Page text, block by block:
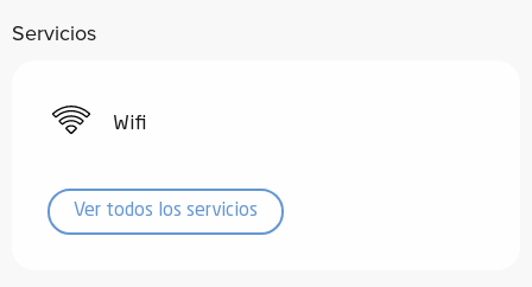
Servicios
Wifi
Ver todos los servicios